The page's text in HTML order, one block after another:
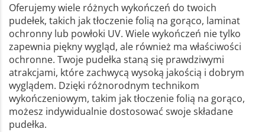
Oferujemy wiele różnych wykończeń do twoich
pudełek, takich jak tłoczenie folią na gorąco, laminat
ochronny lub powłoki UV. Wiele wykończeń nie tylko
zapewnia piękny wygląd, ale również ma właściwości
ochronne. Twoje pudełka staną się prawdziwymi
atrakcjami, które zachwycą wysoką jakością i dobrym
wyglądem. Dzięki różnorodnym technikom
wykończeniowym, takim jak tłoczenie folią na gorąco,
możesz indywidualnie dostosować swoje składane
pudełka.